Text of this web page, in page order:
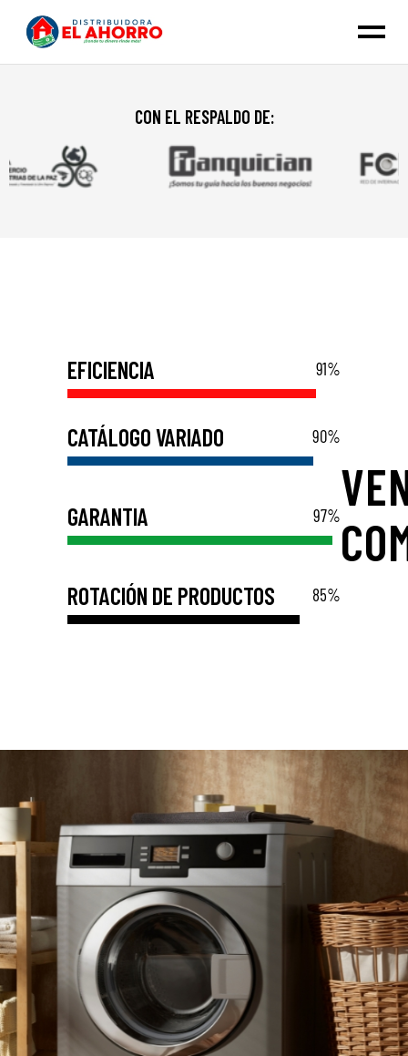
CON EL RESPALDO DE:
EFICIENCIA 91%
CATÁLOGO VARIADO 90%
GARANTIA 97%
ROTACIÓN DE PRODUCTOS 85%
LAVADORAS